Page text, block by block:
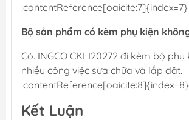
:contentReference[oaicite:7]{index=7}
Bộ sản phẩm có kèm phụ kiện
Có. INGCO CKLI20272 đi kèm bộ phụ
nhiều công việc sửa chữa và lắp đặt.
:contentReference[oaicite:8]{index=8}
Kết Luận